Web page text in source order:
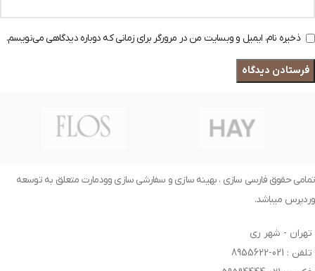
ذخیره نام، ایمیل و وبسایت من در مرورگر برای زمانی که دوباره دیدگاهی می‌نویسم.
تمامی حقوق فارسی سازی ، بهینه سازی و سفارشی سازی وودمارت متعلق به توسعه
وردپرس میباشد.
تهران - شهر ری
تلفن : 021-8955622